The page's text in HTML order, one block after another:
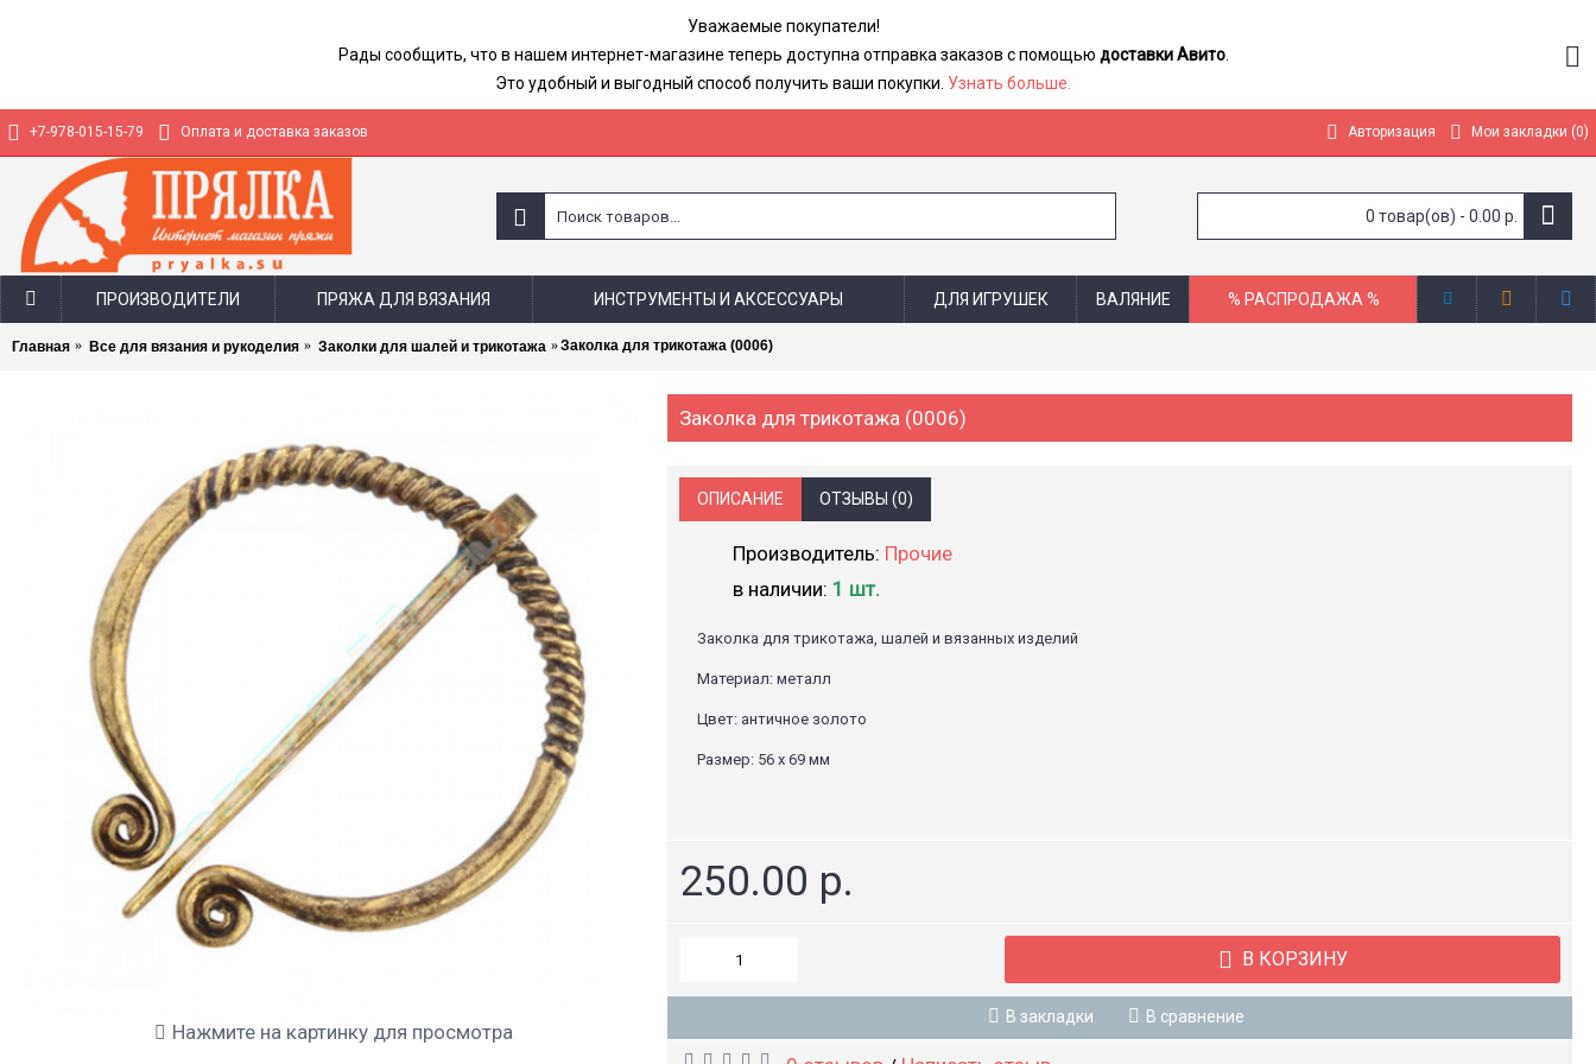
Уважаемые покупатели!
Рады сообщить, что в нашем интернет-магазине теперь доступна отправка заказов с помощью доставки Авито.
Это удобный и выгодный способ получить ваши покупки. Узнать больше.
+7-978-015-15-79 Оплата и доставка заказов Авторизация Мои закладки (0)
0 товар(ов) - 0.00 р.
ПРОИЗВОДИТЕЛИ ПРЯЖА ДЛЯ ВЯЗАНИЯ ИНСТРУМЕНТЫ И АКСЕССУАРЫ ДЛЯ ИГРУШЕК ВАЛЯНИЕ % РАСПРОДАЖА %
Главная Все для вязания и рукоделия Заколки для шалей и трикотажа Заколка для трикотажа (0006)
Нажмите на картинку для просмотра
Заколка для трикотажа (0006)
ОПИСАНИЕ ОТЗЫВЫ (0)
Производитель: Прочие
в наличии: 1 шт.
Заколка для трикотажа, шалей и вязанных изделий
Материал: металл
Цвет: античное золото
Размер: 56 х 69 мм
250.00 р.
В КОРЗИНУ
В закладки В сравнение